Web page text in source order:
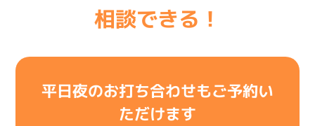
相談できる！
平日夜のお打ち合わせもご予約い
ただけます